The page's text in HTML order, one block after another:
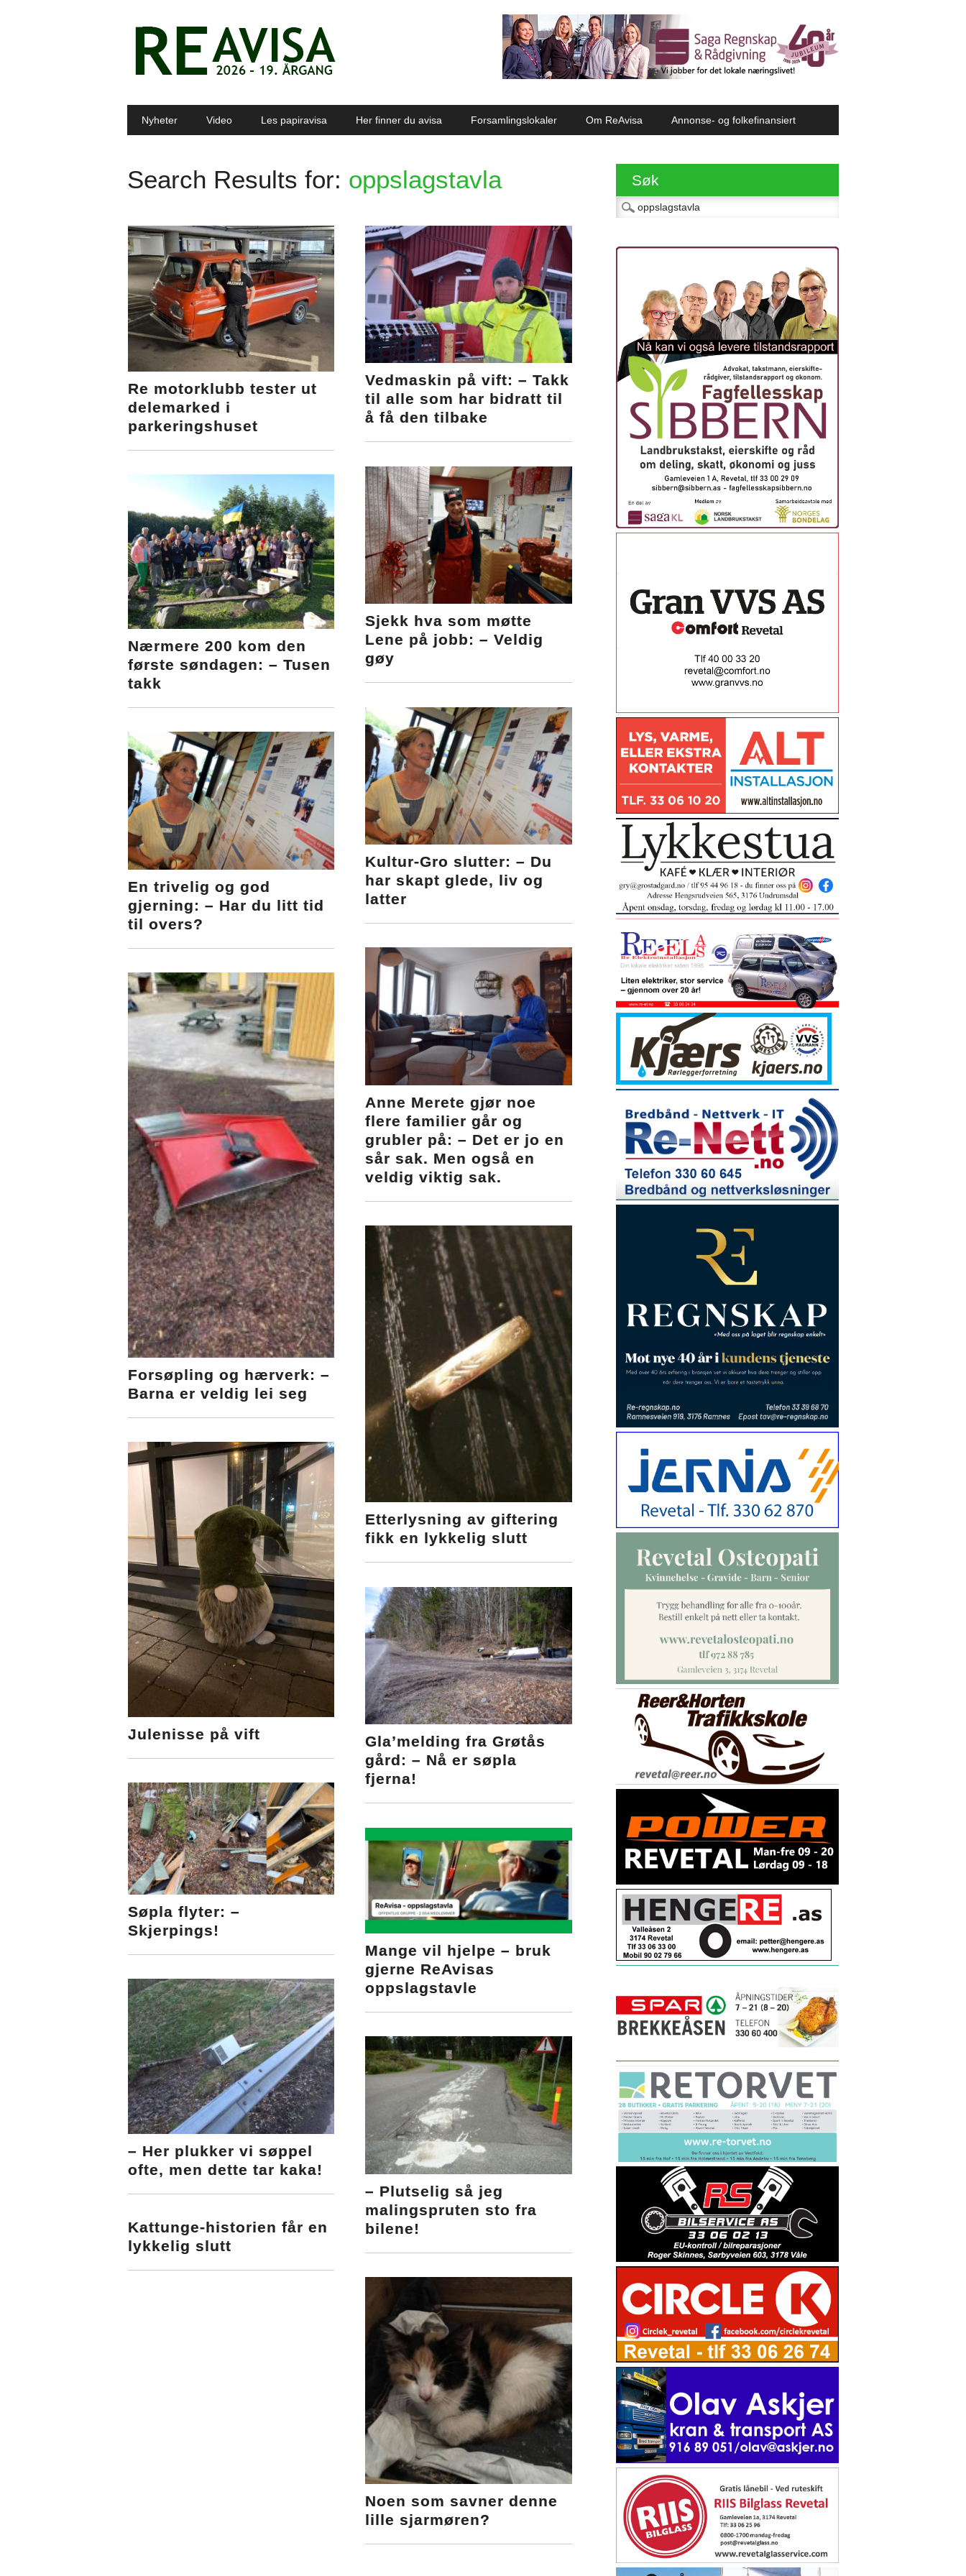
Main menu
Nyheter Video Les papiravisa Her finner du avisa Forsamlingslokaler Om ReAvisa Annonse- og folkefinansiert
Search Results for: oppslagstavla
Re motorklubb tester ut
delemarked i
parkeringshuset
Vedmaskin på vift: – Takk
til alle som har bidratt til
å få den tilbake
Sjekk hva som møtte
Lene på jobb: – Veldig
gøy
Nærmere 200 kom den
første søndagen: – Tusen
takk
Kultur-Gro slutter: – Du
har skapt glede, liv og
latter
En trivelig og god
gjerning: – Har du litt tid
til overs?
Anne Merete gjør noe
flere familier går og
grubler på: – Det er jo en
sår sak. Men også en
veldig viktig sak.
Forsøpling og hærverk: –
Barna er veldig lei seg
Etterlysning av giftering
fikk en lykkelig slutt
Julenisse på vift
Gla’melding fra Grøtås
gård: – Nå er søpla
fjerna!
Søpla flyter: –
Skjerpings!
Mange vil hjelpe – bruk
gjerne ReAvisas
oppslagstavle
– Her plukker vi søppel
ofte, men dette tar kaka!
– Plutselig så jeg
malingspruten sto fra
bilene!
Kattunge-historien får en
lykkelig slutt
Noen som savner denne
lille sjarmøren?
Søk
Søk etter: